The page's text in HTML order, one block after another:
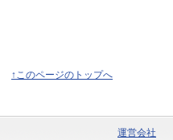
↑このページのトップへ
運営会社